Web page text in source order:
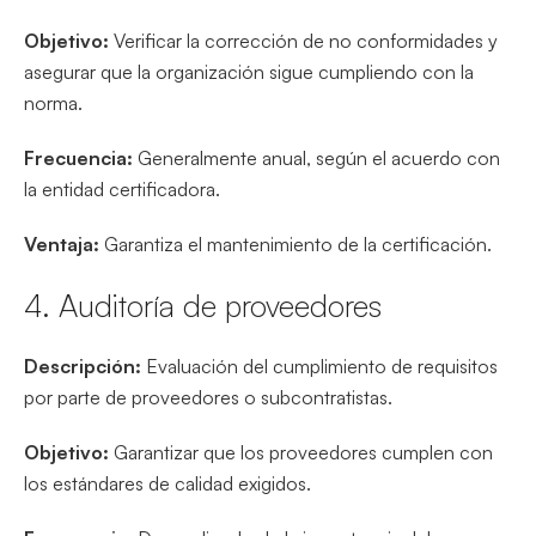
Objetivo: Verificar la corrección de no conformidades y
asegurar que la organización sigue cumpliendo con la
norma.
Frecuencia: Generalmente anual, según el acuerdo con
la entidad certificadora.
Ventaja: Garantiza el mantenimiento de la certificación.
4. Auditoría de proveedores
Descripción: Evaluación del cumplimiento de requisitos
por parte de proveedores o subcontratistas.
Objetivo: Garantizar que los proveedores cumplen con
los estándares de calidad exigidos.